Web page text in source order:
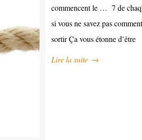
commencent le … 7 de
si vous ne savez pas
sortir Ça vous étonne d’être
Lire la suite →